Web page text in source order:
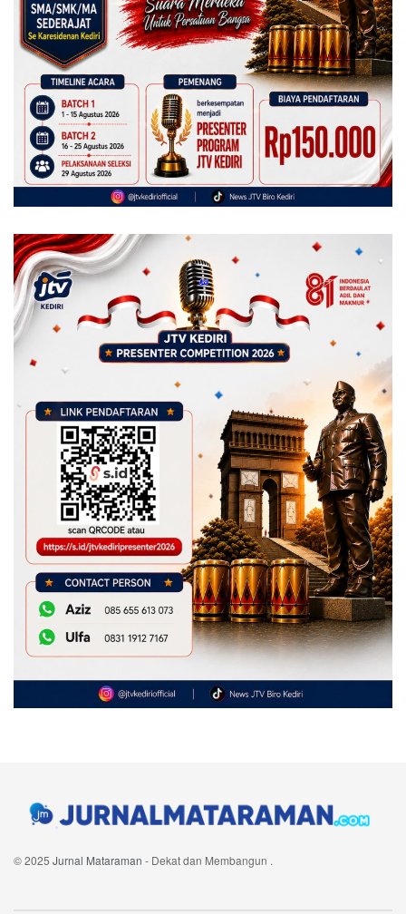
© 2025 Jurnal Mataraman - Dekat dan Membangun .